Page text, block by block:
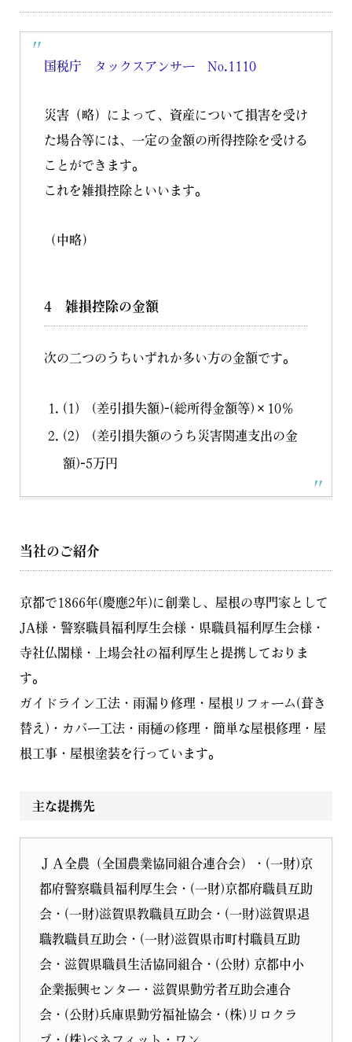
国税庁 タックスアンサー No.1110
災害（略）によって、資産について損害を受け
た場合等には、一定の金額の所得控除を受ける
ことができます。
これを雑損控除といいます。
（中略）
4 雑損控除の金額
次の二つのうちいずれか多い方の金額です。
(1) (差引損失額)-(総所得金額等)×10％
(2) (差引損失額のうち災害関連支出の金
額)-5万円
当社のご紹介
京都で1866年(慶應2年)に創業し、屋根の専門家として
JA様・警察職員福利厚生会様・県職員福利厚生会様・
寺社仏閣様・上場会社の福利厚生と提携しておりま
す。
ガイドライン工法・雨漏り修理・屋根リフォーム(葺き
替え)・カバー工法・雨樋の修理・簡単な屋根修理・屋
根工事・屋根塗装を行っています。
主な提携先
ＪＡ全農（全国農業協同組合連合会）・(一財)京
都府警察職員福利厚生会・(一財)京都府職員互助
会・(一財)滋賀県教職員互助会・(一財)滋賀県退
職教職員互助会・(一財)滋賀県市町村職員互助
会・滋賀県職員生活協同組合・(公財) 京都中小
企業振興センター・滋賀県勤労者互助会連合
会・(公財)兵庫県勤労福祉協会・(株)リロクラ